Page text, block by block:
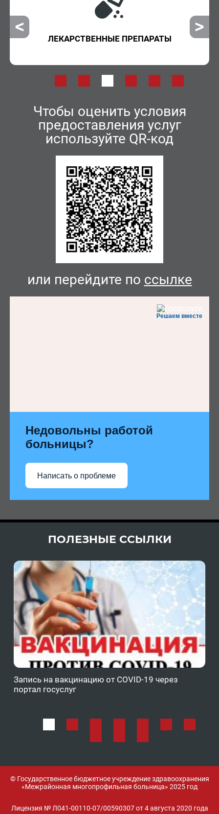
ЛЕКАРСТВЕННЫЕ ПРЕПАРАТЫ
Чтобы оценить условия
предоставления услуг
используйте QR-код
или перейдите по ссылке
Решаем вместе
Недовольны работой
больницы?
Написать о проблеме
ПОЛЕЗНЫЕ ССЫЛКИ
Запись на вакцинацию от COVID-19 через
портал госуслуг
© Государственное бюджетное учреждение здравоохранения
«Межрайонная многопрофильная больница» 2025 год
Лицензия № Л041-00110-07/00590307 от 4 августа 2020 года